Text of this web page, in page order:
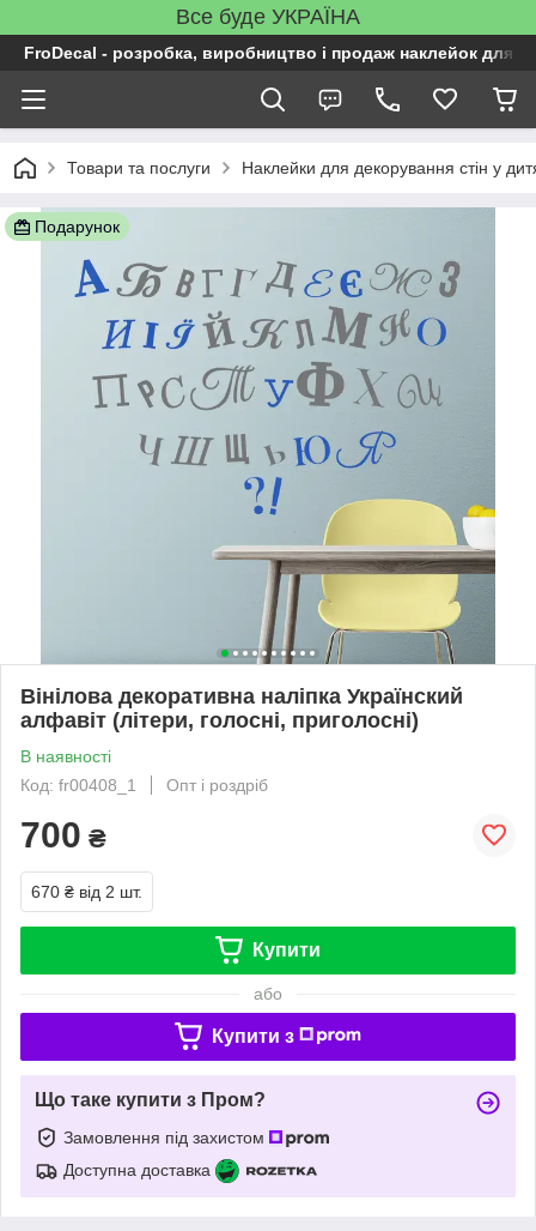
Все буде УКРАЇНА
FroDecal - розробка, виробництво і продаж наклейок для
Товари та послуги Наклейки для декорування стін у
Подарунок
Вінілова декоративна наліпка Українский
алфавіт (літери, голосні, приголосні)
В наявності
Код: fr00408_1
Опт і роздріб
700 ₴
670 ₴ від 2 шт.
Купити
або
Купити з
Що таке купити з Пром?
Замовлення під захистом
Доступна доставка